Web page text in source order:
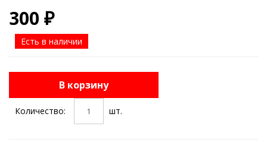
300 ₽
Есть в наличии
В корзину
Количество: шт.